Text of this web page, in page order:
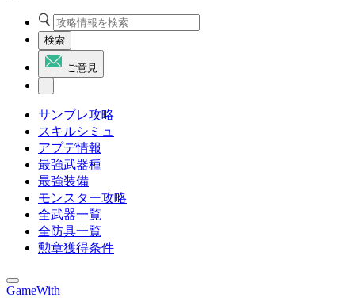
検索
ご意見
サンブレ攻略
スキルシミュ
アプデ情報
最強武器種
最強装備
モンスター攻略
全武器一覧
全防具一覧
勲章獲得条件
GameWith